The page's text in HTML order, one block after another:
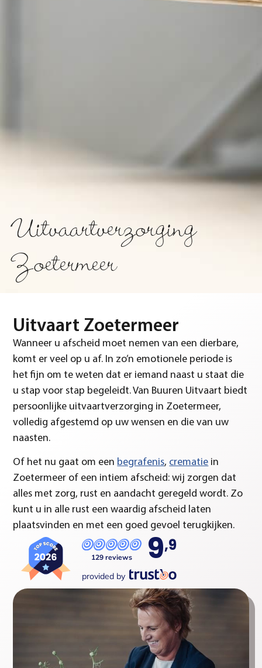
Uitvaartverzorging
Zoetermeer
Uitvaart Zoetermeer
Wanneer u afscheid moet nemen van een dierbare,
komt er veel op u af. In zo’n emotionele periode is
het fijn om te weten dat er iemand naast u staat die
u stap voor stap begeleidt. Van Buuren Uitvaart biedt
persoonlijke uitvaartverzorging in Zoetermeer,
volledig afgestemd op uw wensen en die van uw
naasten.
Of het nu gaat om een begrafenis, crematie in
Zoetermeer of een intiem afscheid: wij zorgen dat
alles met zorg, rust en aandacht geregeld wordt. Zo
kunt u in alle rust een waardig afscheid laten
plaatsvinden en met een goed gevoel terugkijken.
129 reviews 9,9
provided by